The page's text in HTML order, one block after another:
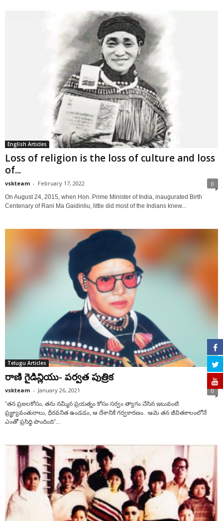
English Articles
Loss of religion is the loss of culture and loss
of...
vskteam - February 17, 2022 0
On August 24, 2015, when Hon. Prime Minister of India, inaugurated Birth
Centenary of Rani Ma Gaidinliu, little did most of the Indians knew...
Telugu Articles
రాణి గైడిన్లియు- పర్వత పుత్రిక
vskteam - January 26, 2021 0
“తన ప్రజలకోసం, తను నమ్మిన ప్రయత్నం కోసం సర్వం త్యాగం చేసిన ఇటువంటి
ప్రజ్ఞ్యావంతురాలు, ధీరవనిత ఉండడం, ఆ దేశానికే గర్వకారణం. ఆమె తన జీవితకాలంలోనే
ఎంతో ప్రసిద్ధి పొందింది”...